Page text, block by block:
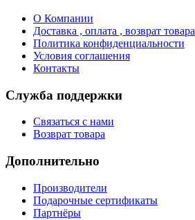
О Компании
Доставка , оплата , возврат товара
Политика конфиденциальности
Условия соглашения
Контакты
Служба поддержки
Связаться с нами
Возврат товара
Дополнительно
Производители
Подарочные сертификаты
Партнёры